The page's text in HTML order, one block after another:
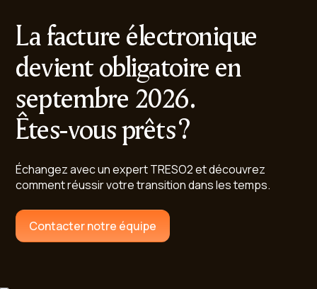
La facture électronique
devient obligatoire en
septembre 2026.
Êtes-vous prêts ?
Échangez avec un expert TRESO2 et découvrez
comment réussir votre transition dans les temps.
Contacter notre équipe